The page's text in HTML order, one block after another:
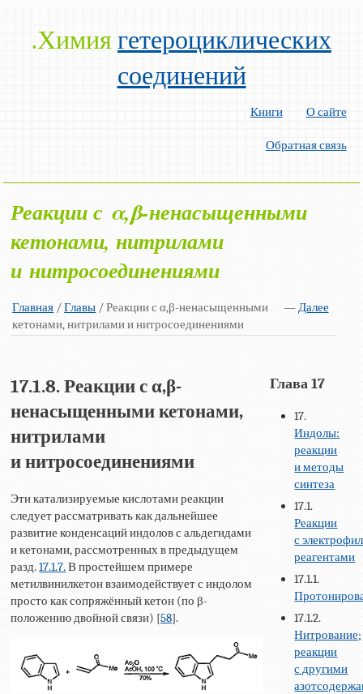
.Химиягетероциклических
соединений
Книги О сайте
Обратная связь
Реакции с α,β-ненасыщенными
кетонами, нитрилами
и нитросоединениями
Главная / —Далее
Главы / Реакции с α,β-ненасыщенными
кетонами, нитрилами и нитросоединениями
17.1.8. Реакции с α,β-
ненасыщенными кетонами,
нитрилами
и нитросоединениями
Эти катализируемые кислотами реакции
следует рассматривать как дальнейшее
развитие конденсаций индолов с альдегидами
и кетонами, рассмотренных в предыдущем
разд.17.1.7.В простейшем примере
метилвинилкетон взаимодействует с индолом
просто как сопряжённый кетон (по β-
положению двойной связи) [58].
Глава 17
17.
Индолы:
реакции
и методы
синтеза
17.1.
Реакции
с
реагентами
17.1.1.
17.1.2.
Нитрование;
реакции
с другими